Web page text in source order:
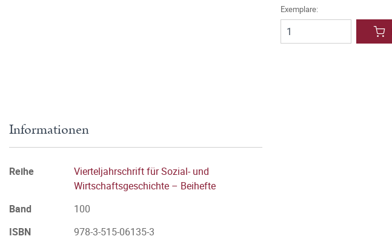
Exemplare:
Informationen
Reihe
Vierteljahrschrift für Sozial- und
Wirtschaftsgeschichte – Beihefte
Band
100
ISBN
978-3-515-06135-3